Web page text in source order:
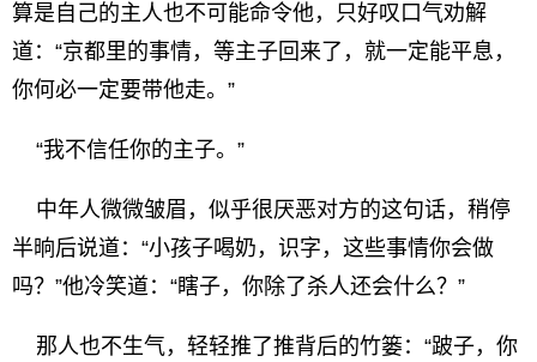
算是自己的主人也不可能命令他，只好叹口气劝解
道：“京都里的事情，等主子回来了，就一定能平息，
你何必一定要带他走。”
“我不信任你的主子。”
中年人微微皱眉，似乎很厌恶对方的这句话，稍停
半晌后说道：“小孩子喝奶，识字，这些事情你会做
吗？”他冷笑道：“瞎子，你除了杀人还会什么？”
那人也不生气，轻轻推了推背后的竹篓：“跛子，你